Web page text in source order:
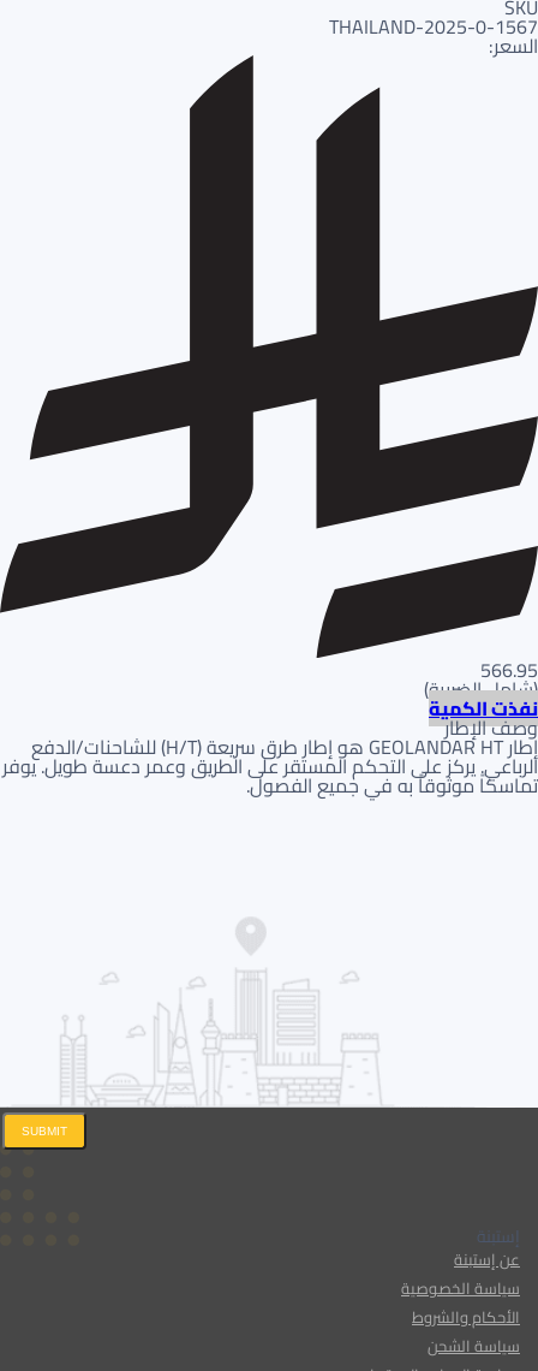
SKU
1567-THAILAND-2025-0
السعر:
566.95
(شامل الضريبة)
نفذت الكمية
وصف الإطار
إطار GEOLANDAR HT هو إطار طرق سريعة (H/T) للشاحنات/الدفع
الرباعي. يركز على التحكم المستقر على الطريق وعمر دعسة طويل. يوفر
تماسكاً موثوقاً به في جميع الفصول.
إستبنة
عن إستبنة
سياسة الخصوصية
الأحكام والشروط
سياسة الشحن
SUBMIT